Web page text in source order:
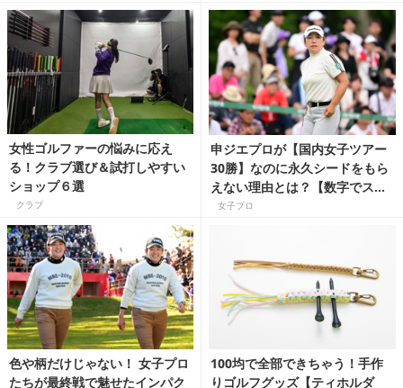
かない胸に注目！
女性ゴルファーの悩みに応え
る！クラブ選び＆試打しやすい
ショップ６選
クラブ
申ジエプロが【国内女子ツアー
30勝】なのに永久シードをもら
えない理由とは？【数字でスゴ
さを読み解く国内女子ゴルフツ
女子プロ
色や柄だけじゃない！ 女子プロ
たちが最終戦で魅せたインパク
100均で全部できちゃう！手作
りゴルフグッズ【ティホルダ